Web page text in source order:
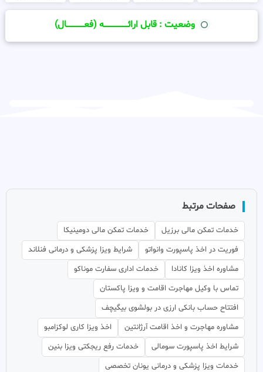
وضعیت : قابل ارائــــــــــــــــــــه (فعـــــــــــــــال)
صفحات مرتبط
خدمات تمکن مالی برزیل
خدمات تمکن مالی دومینیکا
فوریت در اخذ پاسپورت وانواتو
شرایط ویزا پزشکی و درمانی فنلاند
مشاوره اخذ ویزا کانادا
خدمات اداری سفارت موناکو
تماس با وکیل مهاجرت اقامت و ویزا پاکستان
افتتاح حساب بانکی ارزی در بولشوی بیگیچف
مشاوره مهاجرت و اخذ اقامت آرژانتین
اخذ ویزا کاری لوکزامبو
شرایط اخذ پاسپورت سومالی
خدمات رفع ریجکتی ویزا بنین
خدمات ویزا پزشکی و درمانی یونان تخصصی